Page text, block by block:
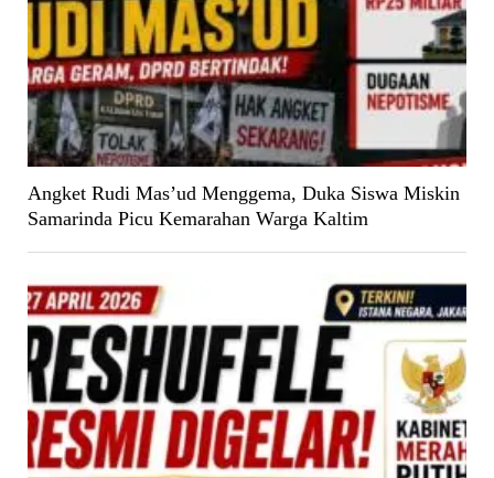
Angket Rudi Mas’ud Menggema, Duka Siswa Miskin
Samarinda Picu Kemarahan Warga Kaltim